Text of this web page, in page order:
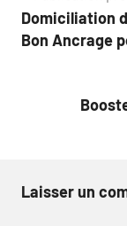
de
Domiciliation
Bon Ancrage
Laisser un